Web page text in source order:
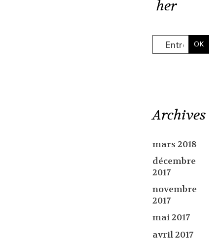
her
Archives
mars 2018
décembre
2017
novembre
2017
mai 2017
avril 2017